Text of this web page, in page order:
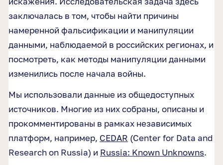
заключалась в том, чтобы найти причины
намеренной фальсификации и манипуляции
данными, наблюдаемой в российских регионах, и
посмотреть, как методы манипуляции данными
изменились после начала войны.
Мы использовали данные из общедоступных
источников. Многие из них собраны, описаны и
прокомментированы в рамках независимых
платформ, например, CEDAR (Center for Data and
Research on Russia) и Russia: Known Unknowns.